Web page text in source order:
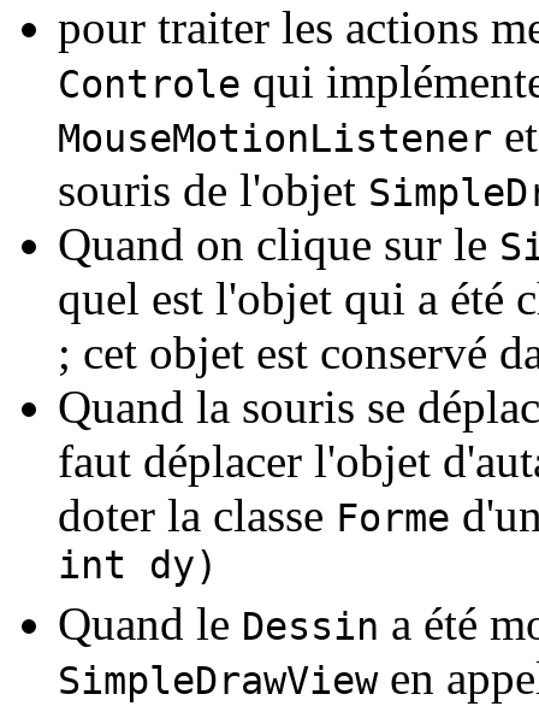
pour traiter les actions
Controle qui
MouseMotionListener
souris de l'objet
Quand on clique sur le
quel est l'objet qui a été
; cet objet est conservé
Quand la souris se
faut déplacer l'objet
doter la classe Forme
int dy)
Quand le Dessin a été
SimpleDrawViewen